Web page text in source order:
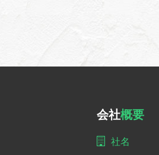
会社概要
社名